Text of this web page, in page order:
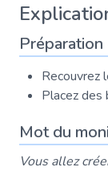
Recouvrez
Placez des
Mot du
Vous allez